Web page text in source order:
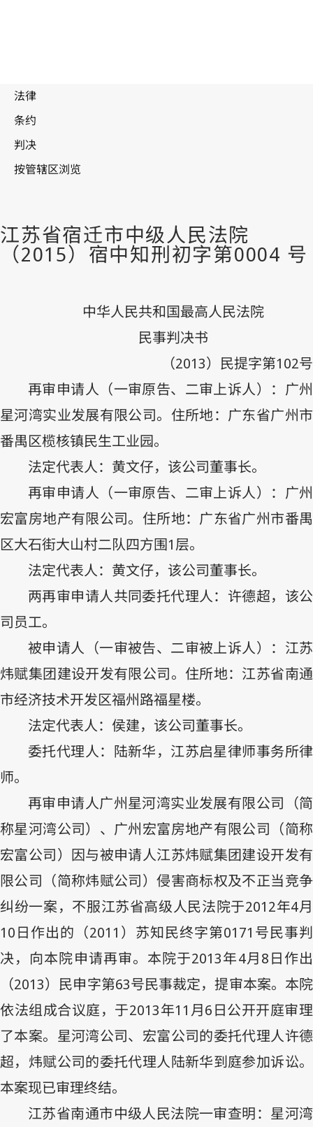
中华人民共和国最高人民法院
民事判决书
（2013）民提字第102号
再审申请人（一审原告、二审上诉人）：广州
星河湾实业发展有限公司。住所地：广东省广州市
番禺区榄核镇民生工业园。
法定代表人：黄文仔，该公司董事长。
再审申请人（一审原告、二审上诉人）：广州
宏富房地产有限公司。住所地：广东省广州市番禺
区大石街大山村二队四方围1层。
法定代表人：黄文仔，该公司董事长。
两再审申请人共同委托代理人：许德超，该公
司员工。
被申请人（一审被告、二审被上诉人）：江苏
炜赋集团建设开发有限公司。住所地：江苏省南通
市经济技术开发区福州路福星楼。
法定代表人：侯建，该公司董事长。
委托代理人：陆新华，江苏启星律师事务所律
师。
再审申请人广州星河湾实业发展有限公司（简
称星河湾公司）、广州宏富房地产有限公司（简称
宏富公司）因与被申请人江苏炜赋集团建设开发有
限公司（简称炜赋公司）侵害商标权及不正当竞争
纠纷一案，不服江苏省高级人民法院于2012年4月
10日作出的（2011 ）苏知民终字第0171 号民事判
决，向本院申请再审。本院于2013年4月8日作出
（2013）民申字第63号民事裁定，提审本案。本院
依法组成合议庭，于2013年11 月6日公开开庭审理
了本案。星河湾公司、宏富公司的委托代理人许德
超，炜赋公司的委托代理人陆新华到庭参加诉讼。
本案现已审理终结。
江苏省南通市中级人民法院一审查明：星河湾